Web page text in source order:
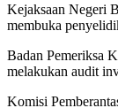
Kejaksaan Negeri
membuka
Badan Pemeriksa
melakukan audit
Komisi